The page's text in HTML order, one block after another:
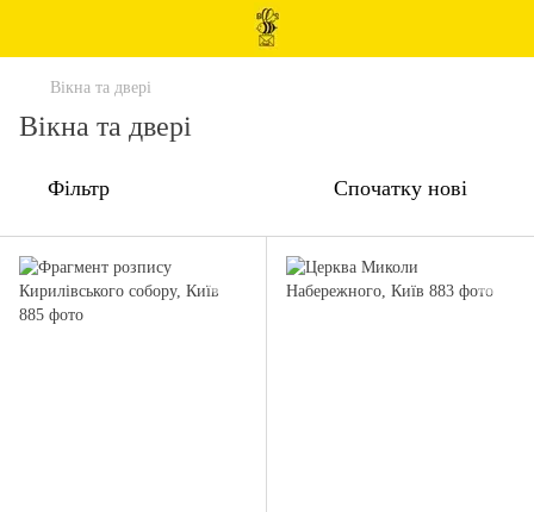
Вікна та двері
Вікна та двері
Фільтр Спочатку нові